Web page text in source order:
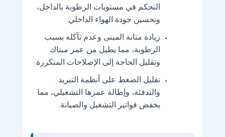
التحكم في مستويات الرطوبة بالداخل،
وتحسين جودة الهواء الداخلي.
زيادة متانة المبنى وعدم تآكله بسبب
الرطوبة، مما يطيل من عمر مبناك
وتقليل الحاجة إلى الإصلاحات المتكررة.
تقليل الضغط على أنظمة التبريد
والتدفئة، وإطالة عمرها التشغيلي، مما
يخفض فواتير التشغيل والصيانة.